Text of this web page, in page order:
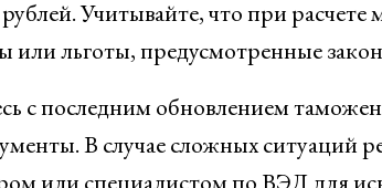
Учитывайте, что при расчете
льготы, предусмотренные
с последним обновлением
В случае сложных ситуаций